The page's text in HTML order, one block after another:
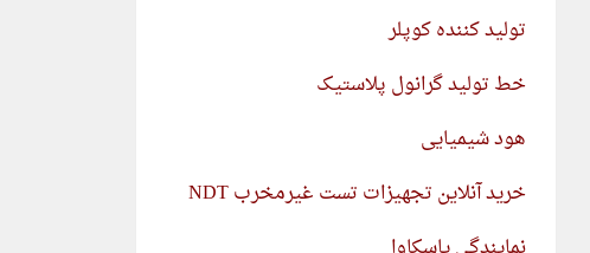
تولید کننده کوپلر
خط تولید گرانول پلاستیک
هود شیمیایی
خرید آنلاین تجهیزات تست غیرمخرب NDT